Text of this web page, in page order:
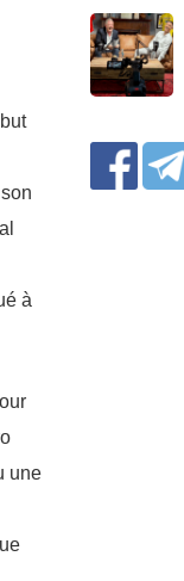
à
une